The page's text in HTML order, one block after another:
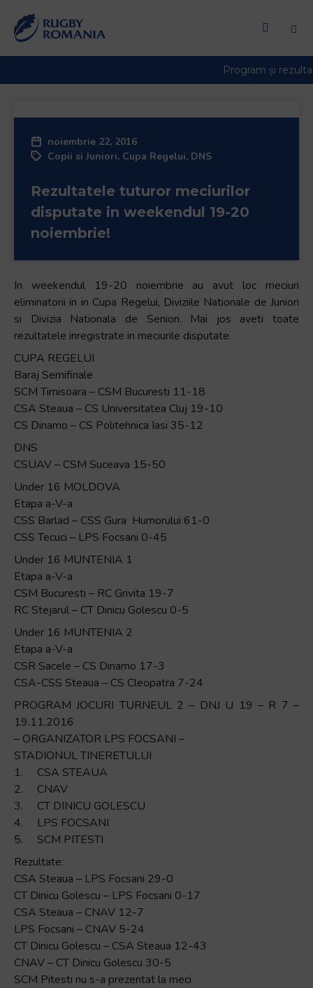
noiembrie 22, 2016
Copii si Juniori, Cupa Regelui, DNS
Rezultatele tuturor meciurilor
disputate in weekendul 19-20
noiembrie!
In weekendul 19-20 noiembrie au avut loc meciuri
eliminatorii in in Cupa Regelui, Diviziile Nationale de Juniori
si Divizia Nationala de Seniori. Mai jos aveti toate
rezultatele inregistrate in meciurile disputate.
CUPA REGELUI
Baraj Semifinale
SCM Timisoara – CSM Bucuresti 11-18
CSA Steaua – CS Universitatea Cluj 19-10
CS Dinamo – CS Politehnica Iasi 35-12
DNS
CSUAV – CSM Suceava 15-50
Under 16 MOLDOVA
Etapa a-V-a
CSS Barlad – CSS Gura Humorului 61-0
CSS Tecuci – LPS Focsani 0-45
Under 16 MUNTENIA 1
Etapa a-V-a
CSM Bucuresti – RC Grivita 19-7
RC Stejarul – CT Dinicu Golescu 0-5
Under 16 MUNTENIA 2
Etapa a-V-a
CSR Sacele – CS Dinamo 17-3
CSA-CSS Steaua – CS Cleopatra 7-24
PROGRAM JOCURI TURNEUL 2 – DNJ U 19 – R 7 –
19.11.2016
– ORGANIZATOR LPS FOCSANI –
STADIONUL TINERETULUI
1. CSA STEAUA
2. CNAV
3. CT DINICU GOLESCU
4. LPS FOCSANI
5. SCM PITESTI
Rezultate:
CSA Steaua – LPS Focsani 29-0
CT Dinicu Golescu – LPS Focsani 0-17
CSA Steaua – CNAV 12-7
LPS Focsani – CNAV 5-24
CT Dinicu Golescu – CSA Steaua 12-43
CNAV – CT Dinicu Golescu 30-5
SCM Pitesti nu s-a prezentat la meci